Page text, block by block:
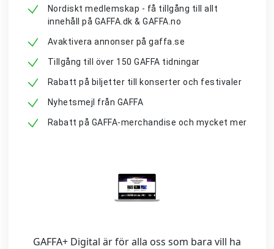
Nordiskt medlemskap - få tillgång till allt
innehåll på GAFFA.dk & GAFFA.no
Avaktivera annonser på gaffa.se
Tillgång till över 150 GAFFA tidningar
Rabatt på biljetter till konserter och festivaler
Nyhetsmejl från GAFFA
Rabatt på GAFFA-merchandise och mycket mer
GAFFA+ Digital är för alla oss som bara vill ha